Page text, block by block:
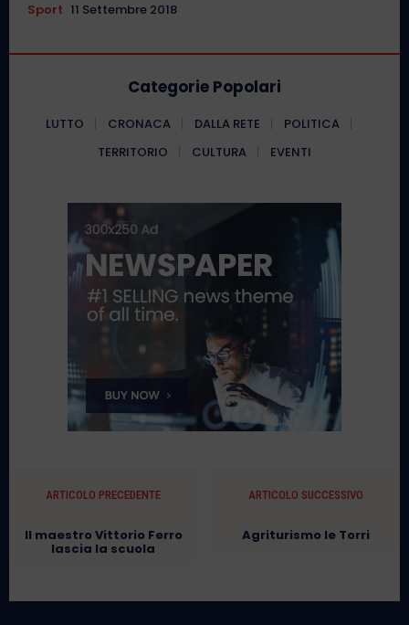
Sport 11 Settembre 2018
Categorie Popolari
LUTTO CRONACA DALLA RETE
POLITICA
TERRITORIO
CULTURA EVENTI
ARTICOLO PRECEDENTE
Il maestro Vittorio Ferro
lascia la scuola
ARTICOLO SUCCESSIVO
Agriturismo le Torri